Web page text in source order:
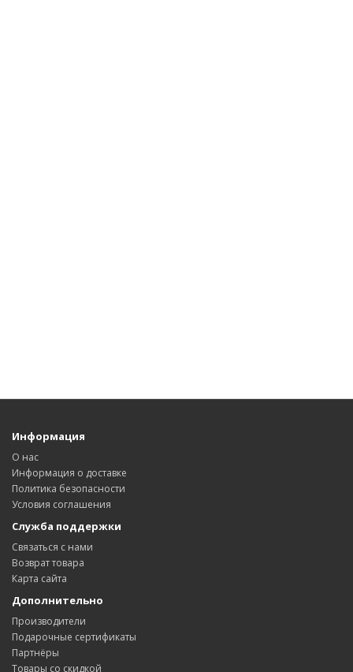
Информация
О нас
Информация о доставке
Политика безопасности
Условия соглашения
Служба поддержки
Связаться с нами
Возврат товара
Карта сайта
Дополнительно
Производители
Подарочные сертификаты
Партнёры
Товары со скидкой